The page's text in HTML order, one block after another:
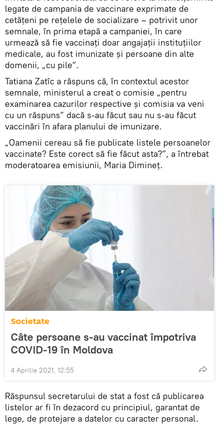
legate de campania de vaccinare exprimate de
cetățeni pe rețelele de socializare – potrivit unor
semnale, în prima etapă a campaniei, în care
urmează să fie vaccinați doar angajații instituțiilor
medicale, au fost imunizate și persoane din alte
domenii, „cu pile”.
Tatiana Zatîc a răspuns că, în contextul acestor
semnale, ministerul a creat o comisie „pentru
examinarea cazurilor respective și comisia va veni
cu un răspuns” dacă s-au făcut sau nu s-au făcut
vaccinări în afara planului de imunizare.
„Oamenii cereau să fie publicate listele persoanelor
vaccinate? Este corect să fie făcut asta?”, a întrebat
moderatoarea emisiunii, Maria Dimineț.
Societate
Câte persoane s-au vaccinat împotriva
COVID-19 în Moldova
4 Aprilie 2021, 12:55
Răspunsul secretarului de stat a fost că publicarea
listelor ar fi în dezacord cu principiul, garantat de
lege, de protejare a datelor cu caracter personal.